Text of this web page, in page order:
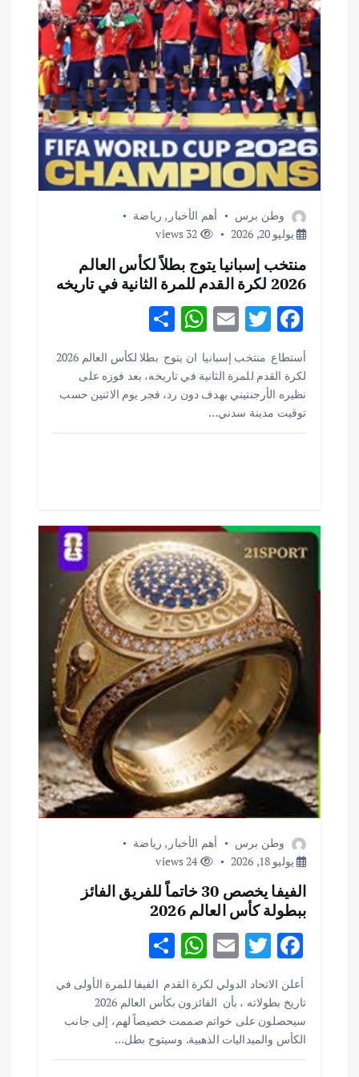
ت
وطن برس أهم الأخبار , رياضة
يوليو 20, 2026
منتخب إسبانيا يتوج بطلاً لكأس العالم
2026 لكرة القدم للمرة الثانية في تاريخه
F
e
b
o
T
w
it
te
r
E
m
ai
l
W
at
s
S
h
ar
e
أستطاع منتخب إسبانيا ان يتوج بطلا لكأس العالم 2026
لكرة القدم للمرة الثانية في تاريخه، بعد فوزه على
نظيره الأرجنتيني بهدف دون رد، فجر يوم الاثنين حسب
توقيت مدينة سدني…
وطن برس أهم الأخبار , رياضة
يوليو 18, 2026
24 views
الفيفا يخصص 30 خاتماً للفريق الفائز
ببطولة كأس العالم 2026
F
ac
e
b
o
T
w
it
te
r
E
m
ai
l
W
at
s
A
S
h
ar
e
أعلن الاتحاد الدولي لكرة القدم الفيفا للمرة الأولى في
تاريخ بطولاته ، بأن الفائزون بكأس العالم 2026
سيحصلون على خواتم صممت خصيصاً لهم، إلى جانب
الكأس والميداليات الذهبية. وسيتوج بطل…
أهم الأخبار ثقافة وفنون
اختتام ورشة السينوغرافيا في مدينة كلباء الاماراتية
أغسطس 3, 2026